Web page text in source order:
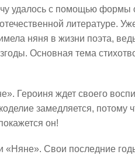
удалось с помощью формы
литературе.
няня в жизни поэта,
Основная тема
Героиня ждет своего
замедляется, потому
он!
«Няне». Свои последние